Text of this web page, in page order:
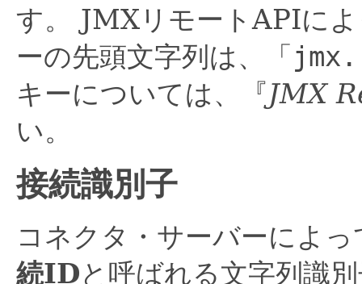
す。
JMXリモートAPIに
ーの先頭文字列は、「
キーについては、『JMX
い。
接続識別子
コネクタ・サーバーによ
続IDと呼ばれる文字列識